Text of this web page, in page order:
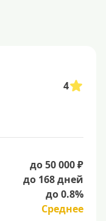
4
до 50 000 ₽
до 168 дней
до 0.8%
Среднее